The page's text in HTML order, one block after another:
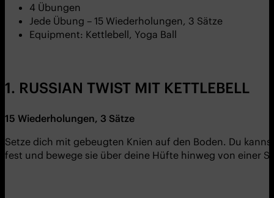
4 Übungen
Jede Übung – 15 Wiederholungen, 3 Sätze
Equipment: Kettlebell, Yoga Ball
1. RUSSIAN TWIST MIT KETTLEBELL
15 Wiederholungen, 3 Sätze
Setze dich mit gebeugten Knien auf den Boden. Du
fest und bewege sie über deine Hüfte hinweg von einer